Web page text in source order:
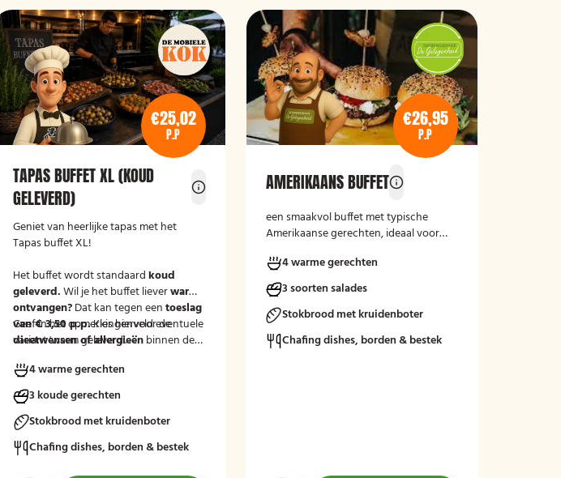
€25,02
P.P
TAPAS BUFFET XL (KOUD
GELEVERD)
Geniet van heerlijke tapas met het
Tapas buffet XL!
Het buffet wordt standaardkoud
geleverd.Wil je het buffet lieverwarm
ontvangen?Dat kan tegen eentoeslag
van € 3,50 p.p.Kies hiervoor de
variant 'warm geleverd'.
Geef in het opmerkingenveld eventuele
dieetwensen of allergieënbinnen de
mee kunnen houden.
4 warme gerechten
3 koude gerechten
Stokbrood met kruidenboter
Chafing dishes, borden & bestek
€26,95
P.P
AMERIKAANS BUFFET
een smaakvol buffet met typische
Amerikaanse gerechten, ideaal voor
4 warme gerechten
3 soorten salades
Stokbrood met kruidenboter
Chafing dishes, borden & bestek